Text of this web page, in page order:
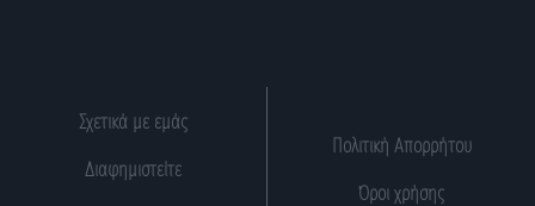
Σχετικά με εμάς
Διαφημιστείτε
Πολιτική Απορρήτου
Όροι χρήσης